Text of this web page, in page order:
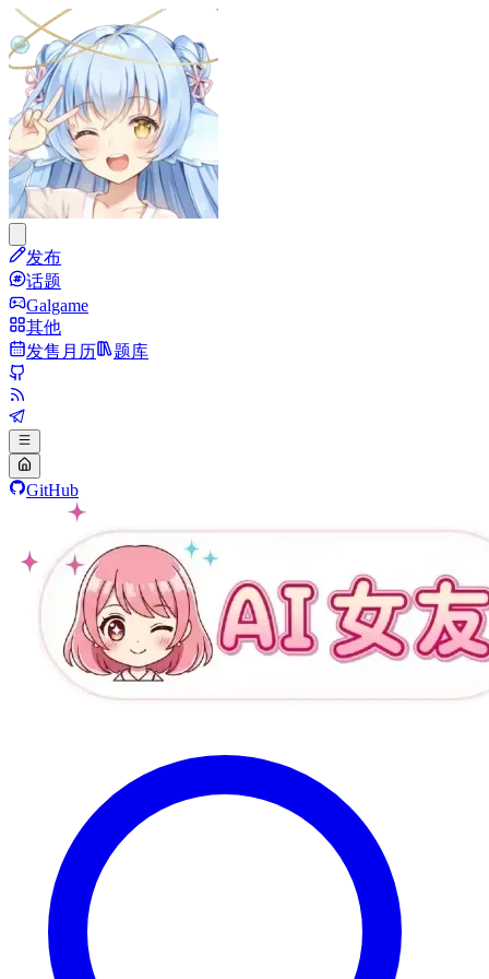
发布
话题
Galgame
其他
发售月历
题库
GitHub